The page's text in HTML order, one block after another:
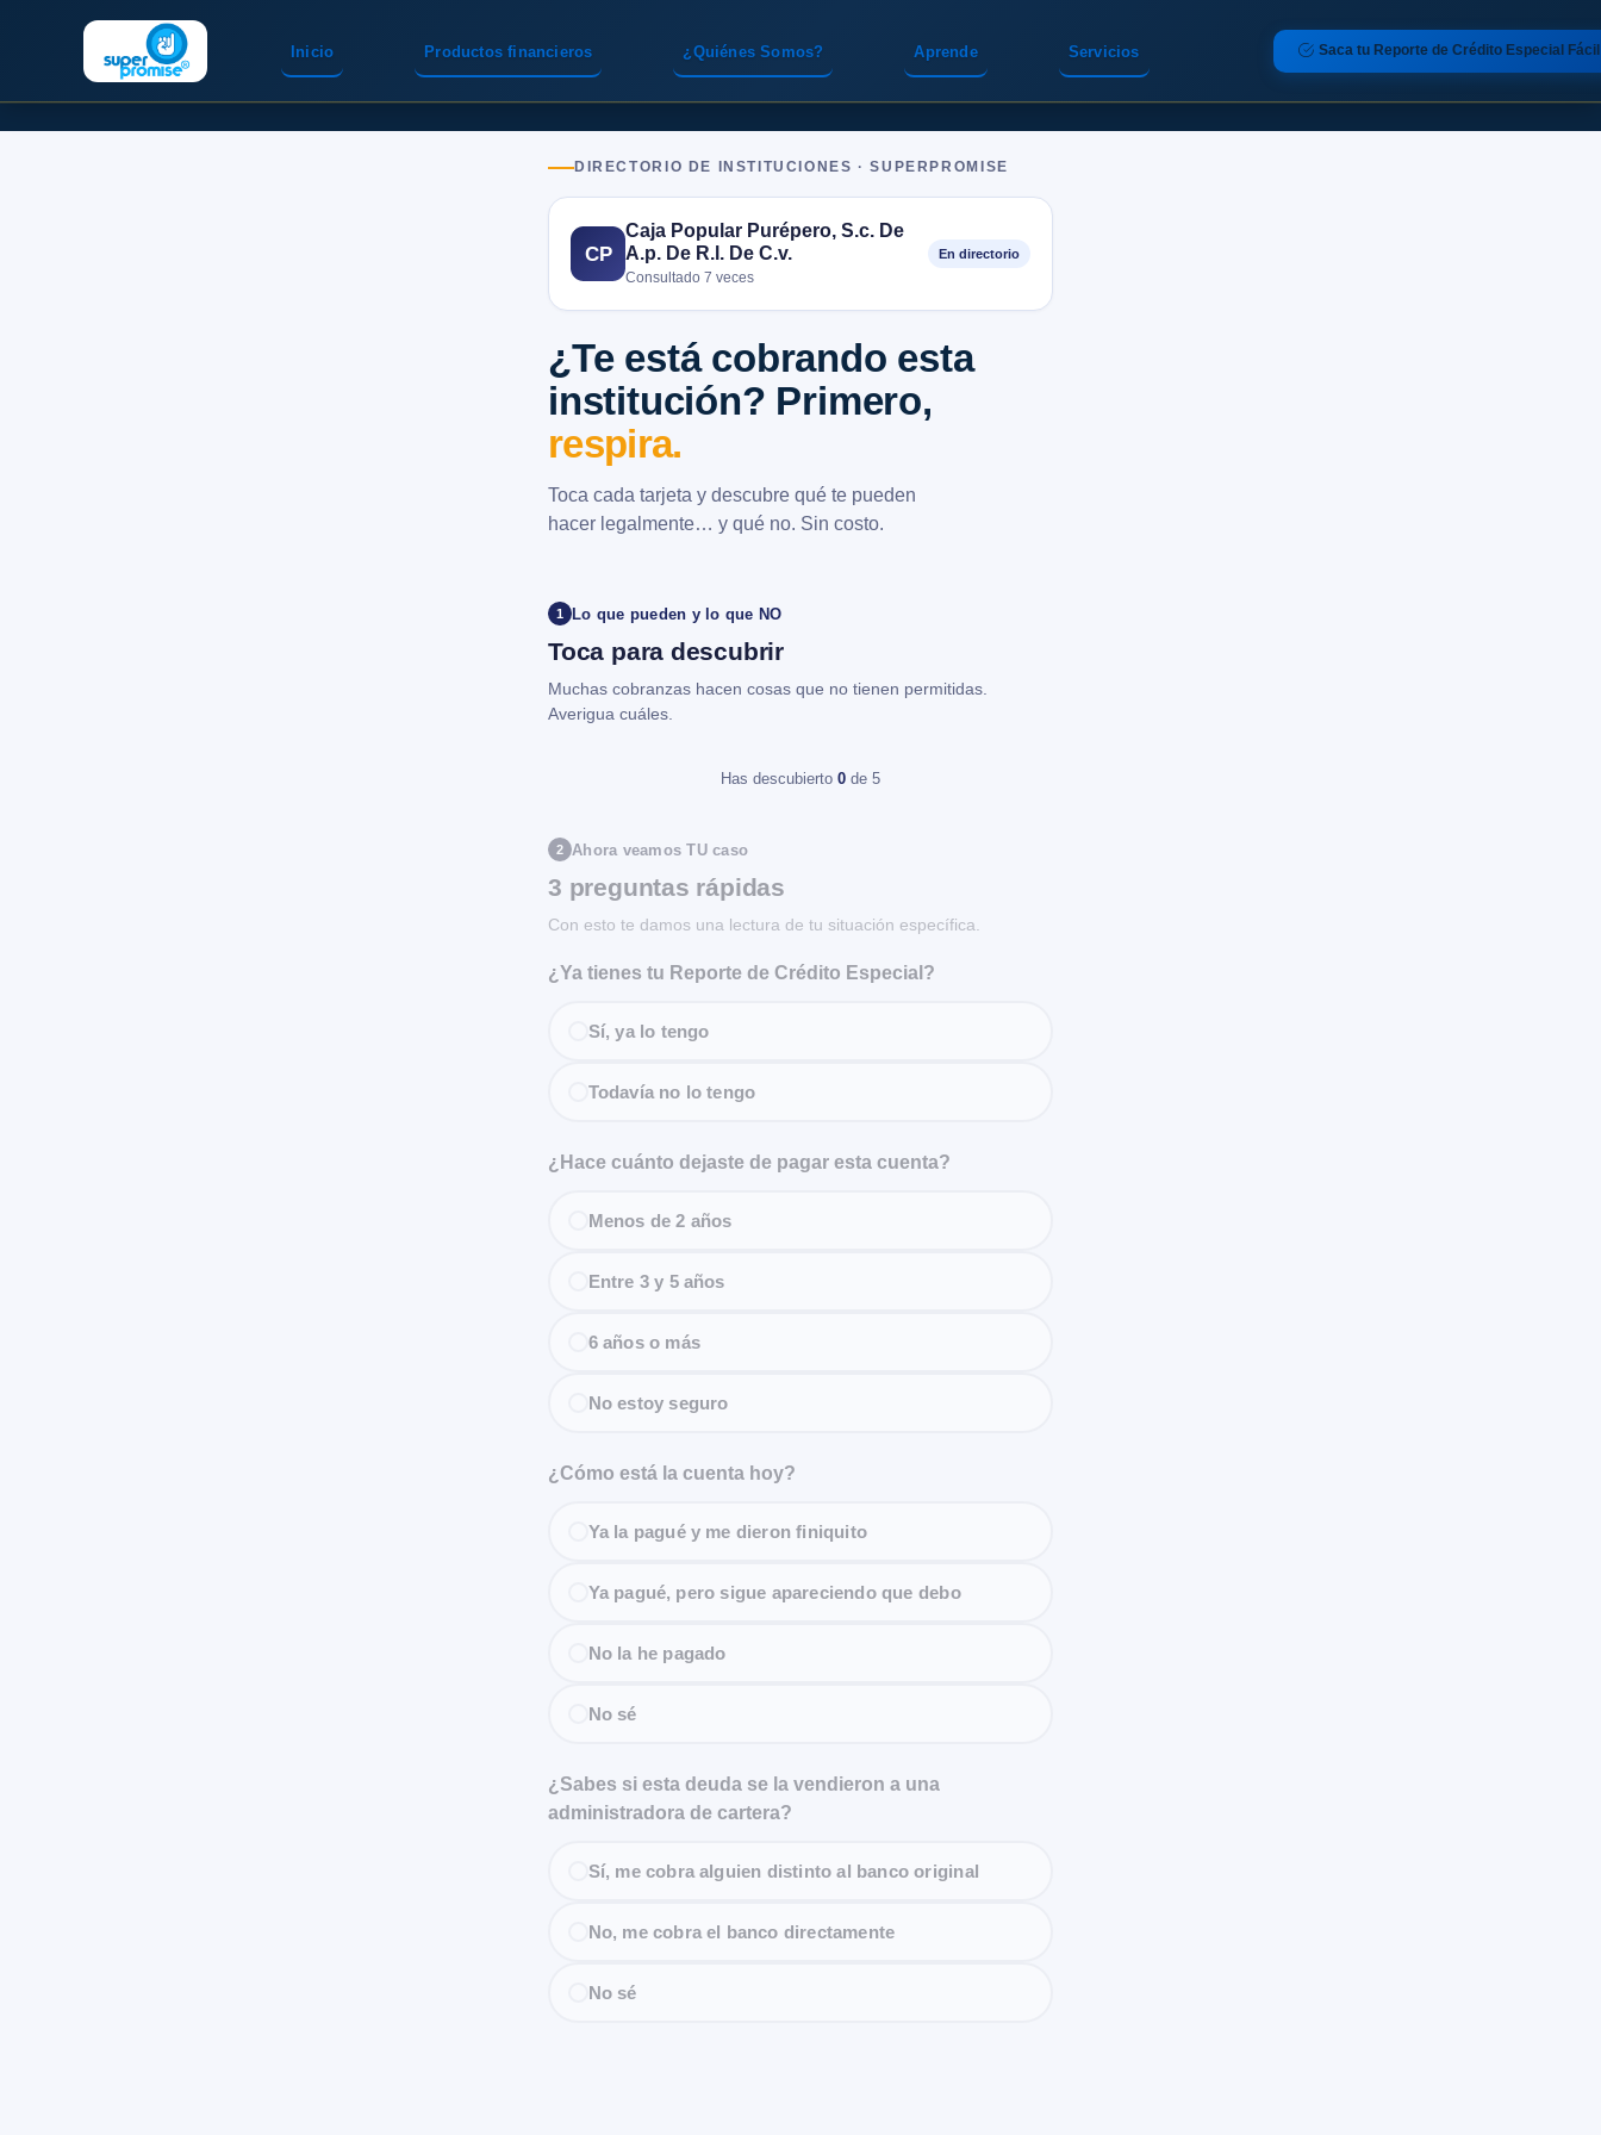
Inicio Servicios
Productos financieros ¿Quiénes Somos? Aprende Saca tu Reporte de Crédito Especial Fácil
DIRECTORIO DE INSTITUCIONES · SUPERPROMISE
CP
Caja Popular Purépero, S.c. De
A.p. De R.l. De C.v.
Consultado 7 veces
En directorio
¿Te está cobrando esta
institución? Primero,
respira.
Toca cada tarjeta y descubre qué te pueden
hacer legalmente… y qué no. Sin costo.
1 Lo que pueden y lo que NO
Toca para descubrir
Muchas cobranzas hacen cosas que no tienen permitidas.
Averigua cuáles.
Has descubierto 0 de 5
2 Ahora veamos TU caso
3 preguntas rápidas
Con esto te damos una lectura de tu situación específica.
¿Ya tienes tu Reporte de Crédito Especial?
Sí, ya lo tengo
Todavía no lo tengo
¿Hace cuánto dejaste de pagar esta cuenta?
Menos de 2 años
Entre 3 y 5 años
6 años o más
No estoy seguro
¿Cómo está la cuenta hoy?
Ya la pagué y me dieron finiquito
Ya pagué, pero sigue apareciendo que debo
No la he pagado
No sé
¿Sabes si esta deuda se la vendieron a una
administradora de cartera?
Sí, me cobra alguien distinto al banco original
No, me cobra el banco directamente
No sé